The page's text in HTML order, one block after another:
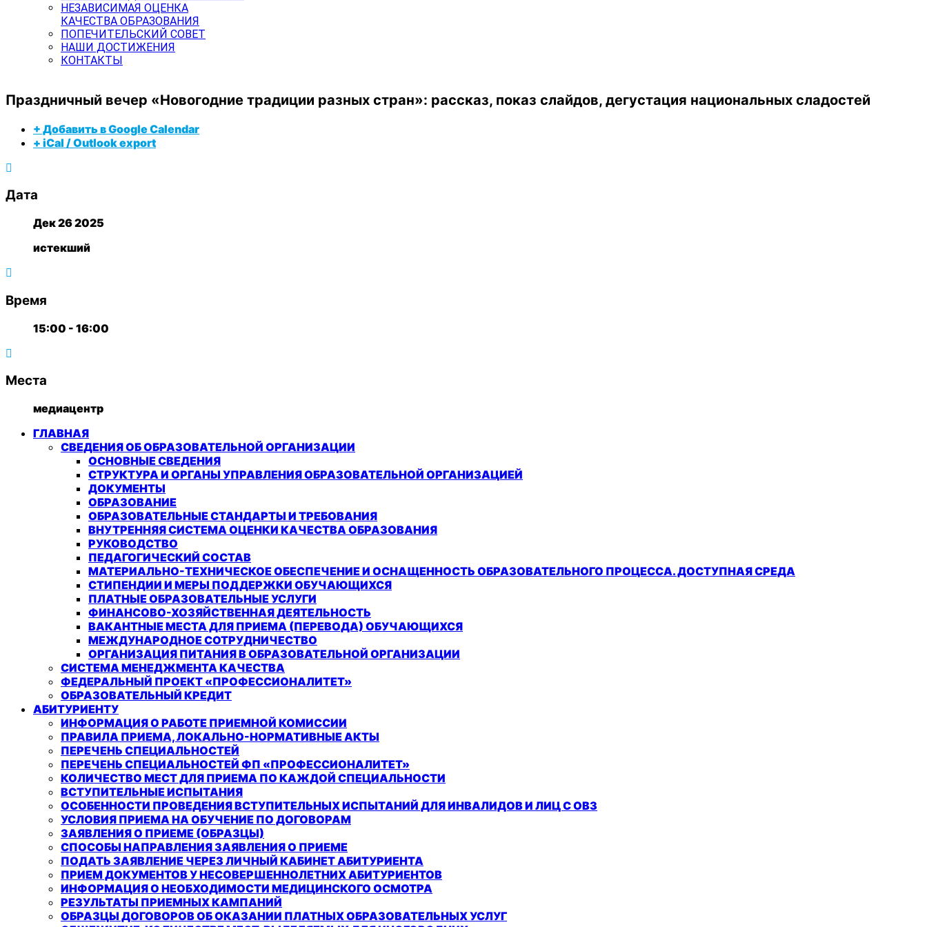
НЕЗАВИСИМАЯ ОЦЕНКА
КАЧЕСТВА ОБРАЗОВАНИЯ
ПОПЕЧИТЕЛЬСКИЙ СОВЕТ
НАШИ ДОСТИЖЕНИЯ
КОНТАКТЫ
Праздничный вечер «Новогодние традиции разных стран»: рассказ, показ слайдов, дегустация национальных сладостей
+ Добавить в Google Calendar
+ iCal / Outlook export
Дата
Дек 26 2025
истекший
Время
15:00 - 16:00
Места
медиацентр
ГЛАВНАЯ
СВЕДЕНИЯ ОБ ОБРАЗОВАТЕЛЬНОЙ ОРГАНИЗАЦИИ
ОСНОВНЫЕ СВЕДЕНИЯ
СТРУКТУРА И ОРГАНЫ УПРАВЛЕНИЯ ОБРАЗОВАТЕЛЬНОЙ ОРГАНИЗАЦИЕЙ
ДОКУМЕНТЫ
ОБРАЗОВАНИЕ
ОБРАЗОВАТЕЛЬНЫЕ СТАНДАРТЫ И ТРЕБОВАНИЯ
ВНУТРЕННЯЯ СИСТЕМА ОЦЕНКИ КАЧЕСТВА ОБРАЗОВАНИЯ
РУКОВОДСТВО
ПЕДАГОГИЧЕСКИЙ СОСТАВ
МАТЕРИАЛЬНО-ТЕХНИЧЕСКОЕ ОБЕСПЕЧЕНИЕ И ОСНАЩЕННОСТЬ ОБРАЗОВАТЕЛЬНОГО ПРОЦЕССА. ДОСТУПНАЯ СРЕДА
СТИПЕНДИИ И МЕРЫ ПОДДЕРЖКИ ОБУЧАЮЩИХСЯ
ПЛАТНЫЕ ОБРАЗОВАТЕЛЬНЫЕ УСЛУГИ
ФИНАНСОВО-ХОЗЯЙСТВЕННАЯ ДЕЯТЕЛЬНОСТЬ
ВАКАНТНЫЕ МЕСТА ДЛЯ ПРИЕМА (ПЕРЕВОДА) ОБУЧАЮЩИХСЯ
МЕЖДУНАРОДНОЕ СОТРУДНИЧЕСТВО
ОРГАНИЗАЦИЯ ПИТАНИЯ В ОБРАЗОВАТЕЛЬНОЙ ОРГАНИЗАЦИИ
СИСТЕМА МЕНЕДЖМЕНТА КАЧЕСТВА
ФЕДЕРАЛЬНЫЙ ПРОЕКТ «ПРОФЕССИОНАЛИТЕТ»
ОБРАЗОВАТЕЛЬНЫЙ КРЕДИТ
АБИТУРИЕНТУ
ИНФОРМАЦИЯ О РАБОТЕ ПРИЕМНОЙ КОМИССИИ
ПРАВИЛА ПРИЕМА, ЛОКАЛЬНО-НОРМАТИВНЫЕ АКТЫ
ПЕРЕЧЕНЬ СПЕЦИАЛЬНОСТЕЙ
ПЕРЕЧЕНЬ СПЕЦИАЛЬНОСТЕЙ ФП «ПРОФЕССИОНАЛИТЕТ»
КОЛИЧЕСТВО МЕСТ ДЛЯ ПРИЕМА ПО КАЖДОЙ СПЕЦИАЛЬНОСТИ
ВСТУПИТЕЛЬНЫЕ ИСПЫТАНИЯ
ОСОБЕННОСТИ ПРОВЕДЕНИЯ ВСТУПИТЕЛЬНЫХ ИСПЫТАНИЙ ДЛЯ ИНВАЛИДОВ И ЛИЦ С ОВЗ
УСЛОВИЯ ПРИЕМА НА ОБУЧЕНИЕ ПО ДОГОВОРАМ
ЗАЯВЛЕНИЯ О ПРИЕМЕ (ОБРАЗЦЫ)
СПОСОБЫ НАПРАВЛЕНИЯ ЗАЯВЛЕНИЯ О ПРИЕМЕ
ПОДАТЬ ЗАЯВЛЕНИЕ ЧЕРЕЗ ЛИЧНЫЙ КАБИНЕТ АБИТУРИЕНТА
ПРИЕМ ДОКУМЕНТОВ У НЕСОВЕРШЕННОЛЕТНИХ АБИТУРИЕНТОВ
ИНФОРМАЦИЯ О НЕОБХОДИМОСТИ МЕДИЦИНСКОГО ОСМОТРА
РЕЗУЛЬТАТЫ ПРИЕМНЫХ КАМПАНИЙ
ОБРАЗЦЫ ДОГОВОРОВ ОБ ОКАЗАНИИ ПЛАТНЫХ ОБРАЗОВАТЕЛЬНЫХ УСЛУГ